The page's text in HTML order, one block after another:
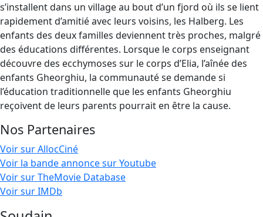
s’installent dans un village au bout d’un fjord où ils se lient
rapidement d’amitié avec leurs voisins, les Halberg. Les
enfants des deux familles deviennent très proches, malgré
des éducations différentes. Lorsque le corps enseignant
découvre des ecchymoses sur le corps d’Elia, l’aînée des
enfants Gheorghiu, la communauté se demande si
l’éducation traditionnelle que les enfants Gheorghiu
reçoivent de leurs parents pourrait en être la cause.
Nos Partenaires
Voir sur AllocCiné
Voir la bande annonce sur Youtube
Voir sur TheMovie Database
Voir sur IMDb